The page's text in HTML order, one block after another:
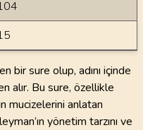
bir sure olup, adını içinde
alır. Bu sure, özellikle
mucizelerini anlatan
yönetim tarzını ve